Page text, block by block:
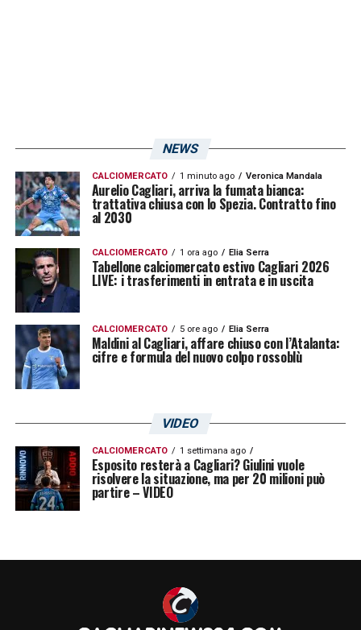
NEWS
CALCIOMERCATO 1 minuto ago Veronica Mandala
Aurelio Cagliari, arriva la fumata bianca:
trattativa chiusa con lo Spezia. Contratto fino
al 2030
CALCIOMERCATO 1 ora ago Elia Serra
Tabellone calciomercato estivo Cagliari 2026
LIVE: i trasferimenti in entrata e in uscita
CALCIOMERCATO 5 ore ago Elia Serra
Maldini al Cagliari, affare chiuso con l’Atalanta:
cifre e formula del nuovo colpo rossoblù
VIDEO
CALCIOMERCATO 1 settimana ago
Esposito resterà a Cagliari? Giulini vuole
risolvere la situazione, ma per 20 milioni può
partire – VIDEO